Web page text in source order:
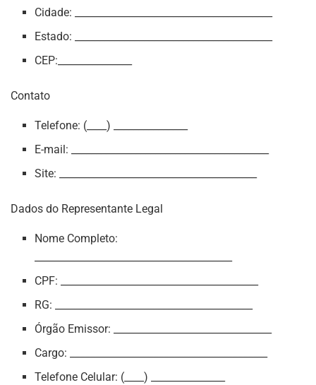
Cidade: ________________________________________
Estado: ________________________________________
CEP:_______________
Contato
Telefone: (____) _______________
E-mail: ________________________________________
Site: ________________________________________
Dados do Representante Legal
Nome Completo:
CPF: ________________________________________
RG: ________________________________________
Órgão Emissor: ________________________________
Cargo: ________________________________________
Telefone Celular: (____) _______________